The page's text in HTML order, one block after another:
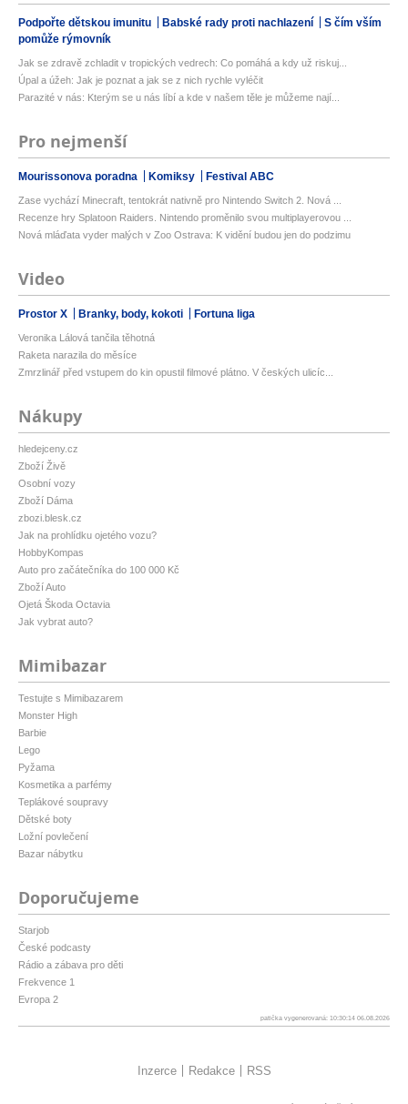
Podpořte dětskou imunitu Babské rady proti nachlazení
S čím vším
pomůže rýmovník
Jak se zdravě zchladit v tropických vedrech: Co pomáhá a kdy už riskuj...
Úpal a úžeh: Jak je poznat a jak se z nich rychle vyléčit
Parazité v nás: Kterým se u nás líbí a kde v našem těle je můžeme nají...
Pro nejmenší
Mourissonova poradna Komiksy Festival ABC
Zase vychází Minecraft, tentokrát nativně pro Nintendo Switch 2. Nová ...
Recenze hry Splatoon Raiders. Nintendo proměnilo svou multiplayerovou ...
Nová mláďata vyder malých v Zoo Ostrava: K vidění budou jen do podzimu
Video
Prostor X Branky, body, kokoti Fortuna liga
Veronika Lálová tančila těhotná
Raketa narazila do měsíce
Zmrzlinář před vstupem do kin opustil filmové plátno. V českých ulicíc...
Nákupy
hledejceny.cz
Zboží Živě
Osobní vozy
Zboží Dáma
zbozi.blesk.cz
Jak na prohlídku ojetého vozu?
HobbyKompas
Auto pro začátečníka do 100 000 Kč
Zboží Auto
Ojetá Škoda Octavia
Jak vybrat auto?
Mimibazar
Testujte s Mimibazarem
Monster High
Barbie
Lego
Pyžama
Kosmetika a parfémy
Teplákové soupravy
Dětské boty
Ložní povlečení
Bazar nábytku
Doporučujeme
Starjob
České podcasty
Rádio a zábava pro děti
Frekvence 1
Evropa 2
patička vygenerovaná: 10:30:14 06.08.2026
Inzerce Redakce RSS